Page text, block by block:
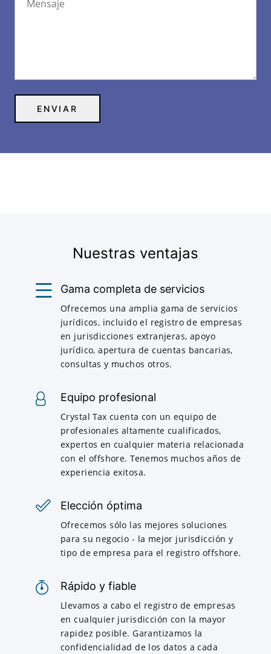
Nuestras ventajas
Gama completa de servicios
Ofrecemos una amplia gama de servicios
jurídicos, incluido el registro de empresas
en jurisdicciones extranjeras, apoyo
jurídico, apertura de cuentas bancarias,
consultas y muchos otros.
Equipo profesional
Crystal Tax cuenta con un equipo de
profesionales altamente cualificados,
expertos en cualquier materia relacionada
con el offshore. Tenemos muchos años de
experiencia exitosa.
Elección óptima
Ofrecemos sólo las mejores soluciones
para su negocio - la mejor jurisdicción y
tipo de empresa para el registro offshore.
Rápido y fiable
Llevamos a cabo el registro de empresas
en cualquier jurisdicción con la mayor
rapidez posible. Garantizamos la
confidencialidad de los datos a cada